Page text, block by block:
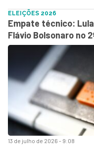
13 de julho de 2026 - 9:08
ELEIÇÕES 2026
Empate técnico:
Flávio Bolsonaro no